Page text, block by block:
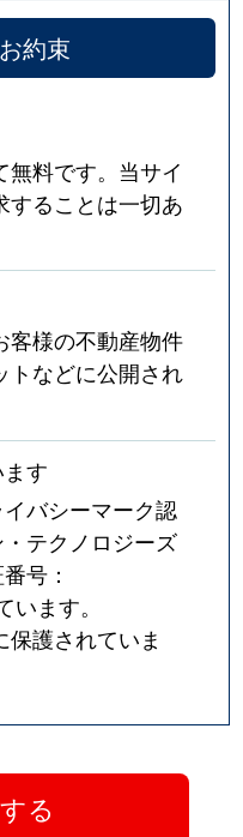
約束
料です。当サイ
することは一切あ
客様の不動産物件
トなどに公開され
す
バシーマーク認
テクノロジーズ
号：
います。
護されていま